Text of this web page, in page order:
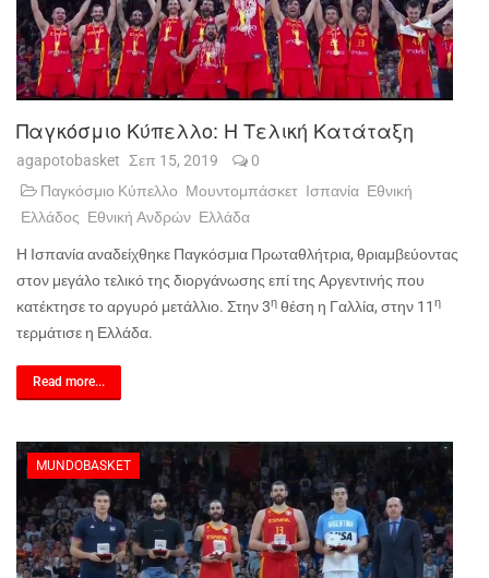
Παγκόσμιο Κύπελλο: Η Τελική Κατάταξη
agapotobasket Σεπ 15, 2019
0
Παγκόσμιο Κύπελλο Μουντομπάσκετ Ισπανία Εθνική
Ελλάδος Εθνική Ανδρών Ελλάδα
Η Ισπανία αναδείχθηκε Παγκόσμια Πρωταθλήτρια, θριαμβεύοντας
στον μεγάλο τελικό της διοργάνωσης επί της Αργεντινής που
κατέκτησε το αργυρό μετάλλιο. Στην 3η θέση η Γαλλία, στην 11 η
τερμάτισε η Ελλάδα.
Read more...
MUNDOBASKET